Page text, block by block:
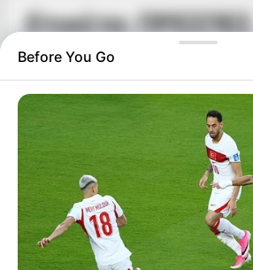
Ετικέτα: ΠΡΕΣΠΕΣ
Before You Go